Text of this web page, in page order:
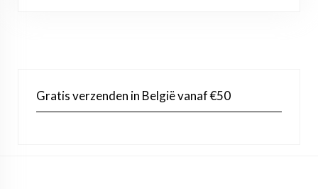
Gratis verzenden in België vanaf €50